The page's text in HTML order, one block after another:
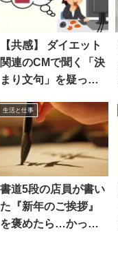
【共感】 ダイエット
関連のCMで聞く「決
まり文句」を疑って
生活と仕事
書道5段の店員が書い
た『新年のご挨拶』
を褒めたら…かっけ